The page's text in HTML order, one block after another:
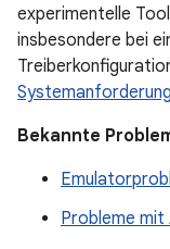
experimentelle
insbesondere bei
Bekannte
Probleme mit